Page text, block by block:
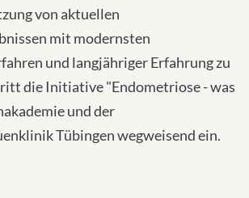
von aktuellen
mit modernsten
und langjähriger Erfahrung zu
die Initiative "Endometriose - was
und der
Tübingen wegweisend ein.